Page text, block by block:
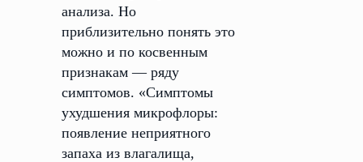
анализа. Но
приблизительно понять это
можно и по косвенным
признакам — ряду
симптомов. «Симптомы
ухудшения микрофлоры:
появление неприятного
запаха из влагалища,